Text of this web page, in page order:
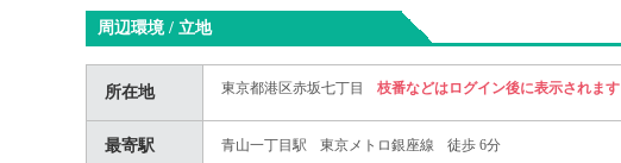
周辺環境 / 立地
所在地 東京都港区赤坂七丁目 枝番などはログイン後に表示されます
最寄駅 青山一丁目駅 東京メトロ銀座線 徒歩 6分